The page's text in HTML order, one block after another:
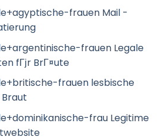
frauen Mail -
frauen Legale
fГјr BrГ¤ute
frauen lesbische
frau Legitime